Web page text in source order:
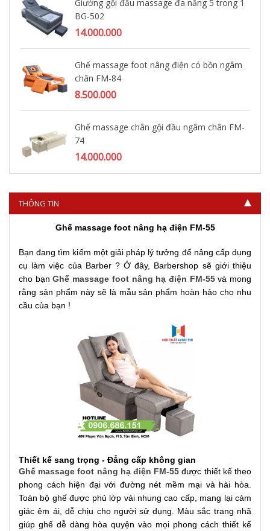
Giường gội đầu massage đa năng 5 trong 1
BG-502
14.000.000
Ghế massage foot nâng điện có bồn ngâm
chân FM-84
8.500.000
Ghế massage chân gội đầu ngâm chân FM-
74
14.000.000
THÔNG TIN
Ghế massage foot nâng hạ điện FM-55
Bạn đang tìm kiếm một giải pháp lý tưởng để nâng cấp dụng
cụ làm việc của Barber ? Ở đây, Barbershop sẽ giới thiệu
cho bạnGhế massage foot nâng hạ điện FM-55và mong
rằng sản phẩm này sẽ là mẫu sản phẩm hoàn hảo cho nhu
cầu của bạn !
Thiết kế sang trọng - Đẳng cấp không gian
Ghế massage foot nâng hạ điện FM-55 được thiết kế theo
phong cách hiện đại với đường nét mềm mại và hài hòa.
Toàn bộ ghế được phủ lớp vải nhung cao cấp, mang lại cảm
giác êm ái, dễ chịu cho người sử dụng. Màu sắc trang nhã
giúp ghế dễ dàng hòa quyện vào mọi phong cách thiết kế